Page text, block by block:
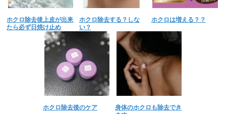
ホクロ除去後上皮が出来
たら必ず日焼け止め
ホクロ除去する？しな
い？
ホクロは増える？？
ホクロ除去後のケア
身体のホクロも除去でき